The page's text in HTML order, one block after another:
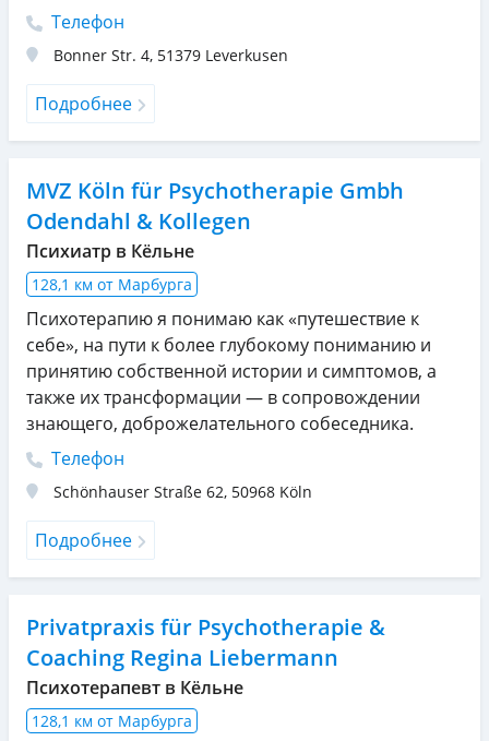
Телефон
Bonner Str. 4, 51379 Leverkusen
Подробнее
MVZ Köln für Psychotherapie Gmbh
Odendahl & Kollegen
Психиатр в Кёльне
128,1 км от Марбурга
Психотерапию я понимаю как «путешествие к
себе», на пути к более глубокому пониманию и
принятию собственной истории и симптомов, а
также их трансформации — в сопровождении
знающего, доброжелательного собеседника.
Телефон
Schönhauser Straße 62, 50968 Köln
Подробнее
Privatpraxis für Psychotherapie &
Coaching Regina Liebermann
Психотерапевт в Кёльне
128,1 км от Марбурга